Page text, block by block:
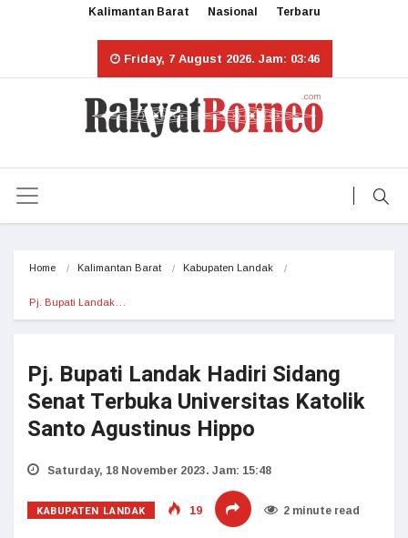
Kalimantan Barat Nasional Terbaru
Friday, 7 August 2026. Jam: 03:46
Home Kalimantan Barat Kabupaten Landak
Pj. Bupati Landak…
Pj. Bupati Landak Hadiri Sidang
Senat Terbuka Universitas Katolik
Santo Agustinus Hippo
Saturday, 18 November 2023. Jam: 15:48
KABUPATEN LANDAK 19 2 minute read